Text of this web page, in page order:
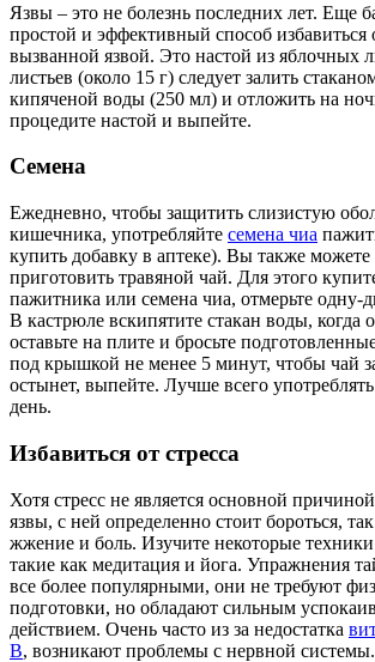
Язвы – это не болезнь последних лет. Еще
простой и эффективный способ избавиться
вызванной язвой. Это настой из яблочных
листьев (около 15 г) следует залить
кипяченой воды (250 мл) и отложить на
процедите настой и выпейте.
Семена
Ежедневно, чтобы защитить слизистую
кишечника, употребляйте семена чиа
купить добавку в аптеке). Вы также можете
приготовить травяной чай. Для этого
пажитника или семена чиа, отмерьте одну-
В кастрюле вскипятите стакан воды, когда
оставьте на плите и бросьте
под крышкой не менее 5 минут, чтобы чай
остынет, выпейте. Лучше всего употреблять
день.
Избавиться от стресса
Хотя стресс не является основной
язвы, с ней определенно стоит бороться,
жжение и боль. Изучите некоторые
такие как медитация и йога. Упражнения
все более популярными, они не требуют
подготовки, но обладают сильным
действием. Очень часто из за недостатка
B, возникают проблемы с нервной системы.